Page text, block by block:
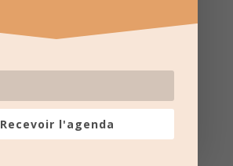
Recevoir l'agenda